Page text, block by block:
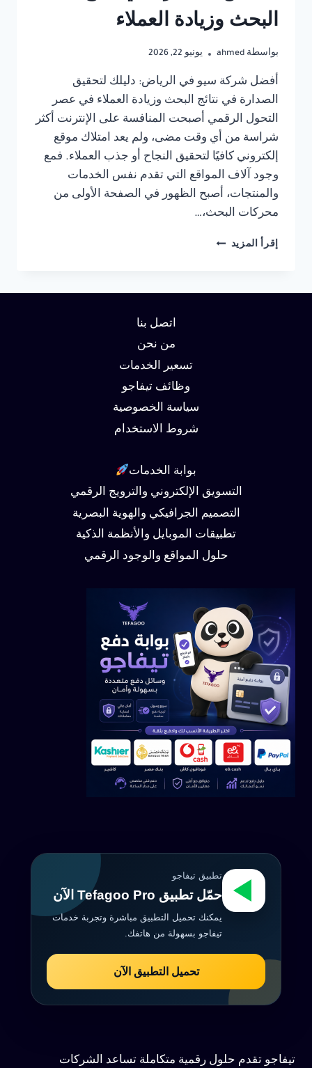
البحث وزيادة العملاء
بواسطة ahmed يونيو 22, 2026
أفضل شركة سيو في الرياض: دليلك لتحقيق
الصدارة في نتائج البحث وزيادة العملاء في عصر
التحول الرقمي أصبحت المنافسة على الإنترنت أكثر
شراسة من أي وقت مضى، ولم يعد امتلاك موقع
إلكتروني كافيًا لتحقيق النجاح أو جذب العملاء. فمع
وجود آلاف المواقع التي تقدم نفس الخدمات
والمنتجات، أصبح الظهور في الصفحة الأولى من
محركات البحث،…
إقرأ المزيد شركة
اتصل بنا
من نحن
تسعير الخدمات
وظائف تيفاجو
سياسة الخصوصية
شروط الاستخدام
بوابة الخدمات
التسويق الإلكتروني والترويج الرقمي
التصميم الجرافيكي والهوية البصرية
تطبيقات الموبايل والأنظمة الذكية
حلول المواقع والوجود الرقمي
تطبيق تيفاجو
حمّل تطبيق Tefagoo Pro الآن
يمكنك تحميل التطبيق مباشرة وتجربة خدمات
تيفاجو بسهولة من هاتفك.
تحميل التطبيق الآن
تيفاجو تقدم حلول رقمية متكاملة تساعد الشركات